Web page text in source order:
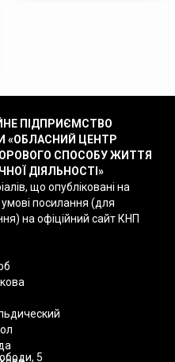
ПІДПРИЄМСТВО
«ОБЛАСНИЙ ЦЕНТР
СПОСОБУ ЖИТТЯ
ДІЯЛЬНОСТІ»
що опубліковані на
посилання (для
на офіційний сайт КНП
5